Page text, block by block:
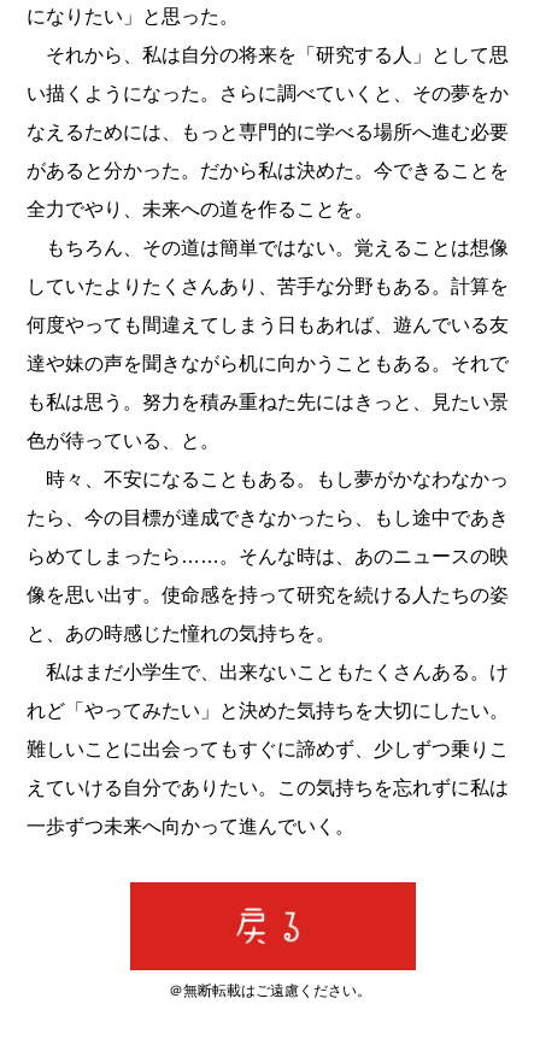
になりたい」と思った。
それから、私は自分の将来を「研究する人」として思
い描くようになった。さらに調べていくと、その夢をか
なえるためには、もっと専門的に学べる場所へ進む必要
があると分かった。だから私は決めた。今できることを
全力でやり、未来への道を作ることを。
もちろん、その道は簡単ではない。覚えることは想像
していたよりたくさんあり、苦手な分野もある。計算を
何度やっても間違えてしまう日もあれば、遊んでいる友
達や妹の声を聞きながら机に向かうこともある。それで
も私は思う。努力を積み重ねた先にはきっと、見たい景
色が待っている、と。
時々、不安になることもある。もし夢がかなわなかっ
たら、今の目標が達成できなかったら、もし途中であき
らめてしまったら……。そんな時は、あのニュースの映
像を思い出す。使命感を持って研究を続ける人たちの姿
と、あの時感じた憧れの気持ちを。
私はまだ小学生で、出来ないこともたくさんある。け
れど「やってみたい」と決めた気持ちを大切にしたい。
難しいことに出会ってもすぐに諦めず、少しずつ乗りこ
えていける自分でありたい。この気持ちを忘れずに私は
一歩ずつ未来へ向かって進んでいく。
＠無断転載はご遠慮ください。